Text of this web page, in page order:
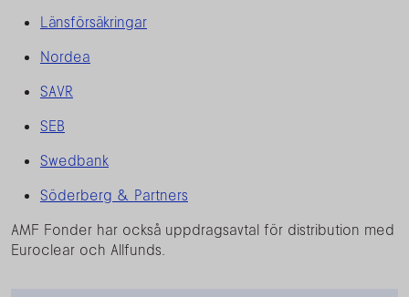
Länsförsäkringar
Nordea
SAVR
SEB
Swedbank
Söderberg & Partners
AMF Fonder har också uppdragsavtal för distribution med
Euroclear och Allfunds.